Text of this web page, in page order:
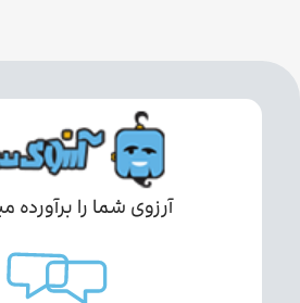
آرزوی شما را برآورده